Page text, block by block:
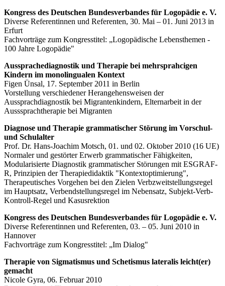
Kongress des Deutschen Bundesverbandes für Logopädie e. V.
Diverse Referentinnen und Referenten, 30. Mai – 01. Juni 2013 in
Erfurt
Fachvorträge zum Kongresstitel: „Logopädische Lebensthemen -
100 Jahre Logopädie"
Aussprachediagnostik und Therapie bei mehrsprahcigen
Kindern im monolingualen Kontext
Figen Ünsal, 17. September 2011 in Berlin
Vorstellung verschiedener Herangehensweisen der
Aussprachdiagnostik bei Migrantenkindern, Elternarbeit in der
Ausssprachtherapie bei Migranten
Diagnose und Therapie grammatischer Störung im Vorschul-
und Schulalter
Prof. Dr. Hans-Joachim Motsch, 01. und 02. Oktober 2010 (16 UE)
Normaler und gestörter Erwerb grammatischer Fähigkeiten,
Modularisierte Diagnostik grammatischer Störungen mit ESGRAF-
R, Prinzipien der Therapiedidaktik "Kontextoptimierung",
Therapeutisches Vorgehen bei den Zielen Verbzweitstellungsregel
im Hauptsatz, Verbendstellungsregel im Nebensatz, Subjekt-Verb-
Kontroll-Regel und Kasusrektion
Kongress des Deutschen Bundesverbandes für Logopädie e. V.
Diverse Referentinnen und Referenten, 03. – 05. Juni 2010 in
Hannover
Fachvorträge zum Kongresstitel: „Im Dialog"
Therapie von Sigmatismus und Schetismus lateralis leicht(er)
gemacht
Nicole Gyra, 06. Februar 2010